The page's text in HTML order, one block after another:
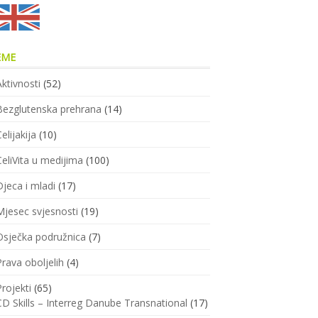
(52)
prehrana (14)
(10)
u medijima (100)
i mladi (17)
svjesnosti (19)
podružnica (7)
oboljelih (4)
(65)
Skills – Interreg Danube Transnational (17)